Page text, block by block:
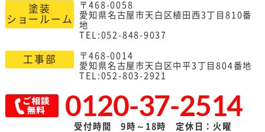
塗装
ショールーム
〒468-0058
愛知県名古屋市天白区植田西3丁目810番
地
TEL:052-848-9037
工事部
〒468-0014
愛知県名古屋市天白区中平3丁目804番地
TEL:052-803-2921
0120-37-2514
受付時間 9時～18時 定休日：火曜